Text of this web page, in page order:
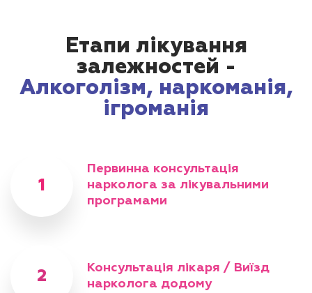
Етапи лікування
залежностей -
Алкоголізм, наркоманія,
ігроманія
Первинна консультація
нарколога за лікувальними
програмами
Консультація лікаря / Виїзд
нарколога додому